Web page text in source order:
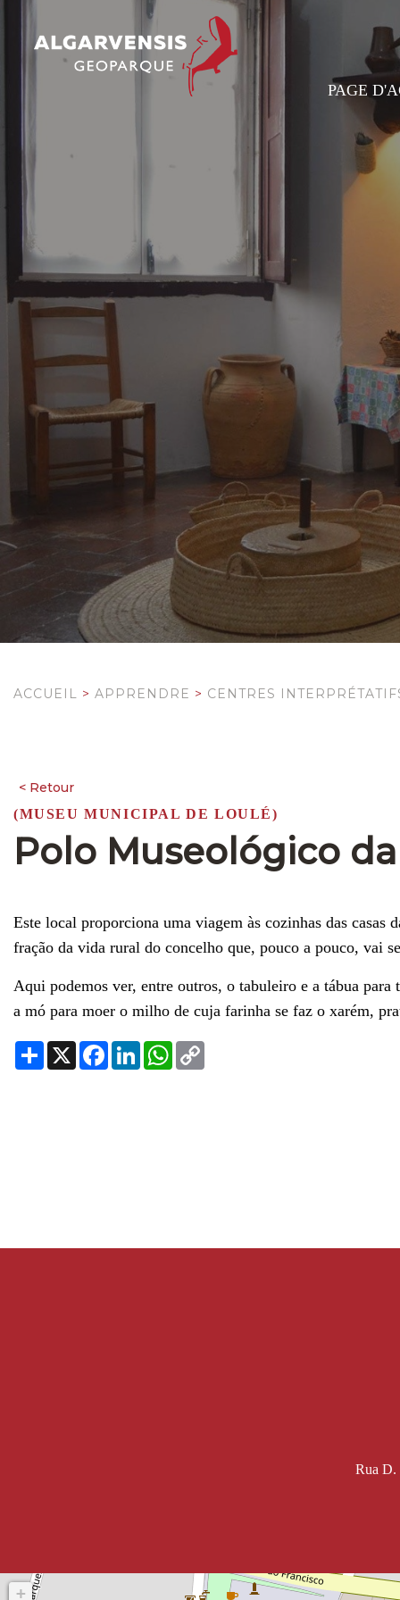
PAGE
ACCUEIL > APPRENDRE > CENTRES
(MUSEU MUNICIPAL DE LOULÉ)
Polo Museológico
Este local proporciona uma viagem às cozinhas das casas
fração da vida rural do concelho que, pouco a pouco, vai
Aqui podemos ver, entre outros, o tabuleiro e a tábua
a mó para moer o milho de cuja farinha se faz o xarém,
Share
X Facebook
LinkedInWhatsApp
Rua D.
+